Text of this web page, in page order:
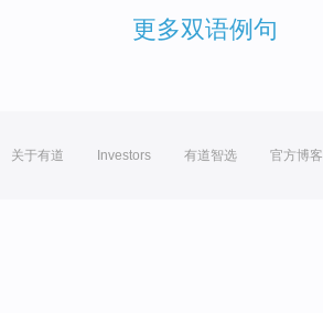
更多双语例句
关于有道 Investors 有道智选 官方博客